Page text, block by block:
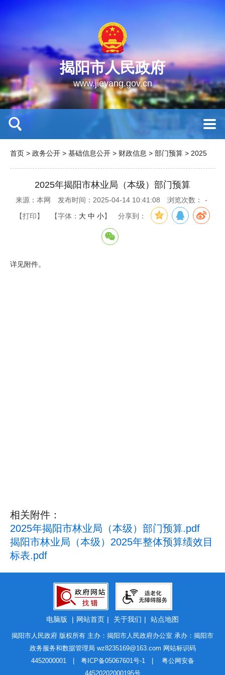
揭阳市人民政府
www.jieyang.gov.cn
首页 > 政务公开 > 基础信息公开 > 财政信息 > 部门预算 > 2025
2025年揭阳市林业局（本级）部门预算
来源：本网 发布时间：2025-04-14 10:41:08 浏览次数： -
【打印】 【字体： 大 中 小】 分享到：
详见附件。
相关附件：
2025年揭阳市林业局（本级）部门预算.pdf
揭阳市林业局（本级）2025年整体预算绩效目
标表.pdf
电脑版 | 网站首页 | 关于我们 | 站点地图
揭阳市人民政府 版权所有 主办：揭阳市人民政府办公室 承办：揭阳市
政务服务和数据管理局 wz8235169@163.com 网站标识码
4452000001 | 粤ICP备05067601号-1| 粤公网安备
44520202000195号